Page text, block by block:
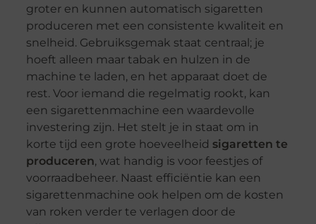
groter en kunnen automatisch sigaretten
produceren met een consistente kwaliteit en
snelheid. Gebruiksgemak staat centraal; je
hoeft alleen maar tabak en hulzen in de
machine te laden, en het apparaat doet de
rest. Voor iemand die regelmatig rookt, kan
een sigarettenmachine een waardevolle
investering zijn. Het stelt je in staat om in
korte tijd een grote hoeveelheid sigaretten te
produceren, wat handig is voor feestjes of
voorraadbeheer. Naast efficiëntie kan een
sigarettenmachine ook helpen om de kosten
van roken verder te verlagen door de